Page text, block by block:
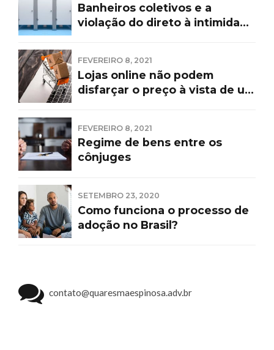
Banheiros coletivos e a
violação do direto à intimidade
FEVEREIRO 8, 2021
Lojas online não podem
disfarçar o preço à vista de um
FEVEREIRO 8, 2021
Regime de bens entre os
cônjuges
SETEMBRO 23, 2020
Como funciona o processo de
adoção no Brasil?
contato@quaresmaespinosa.adv.br